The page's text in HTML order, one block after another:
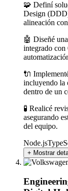
🧩 Definí
Design
alineación
🤖 Diseñé
integrado con
🔌
incluyendo la
dentro de un
🧪 Realicé
asegurando
del equipo.
Node.js
+ Mostrar